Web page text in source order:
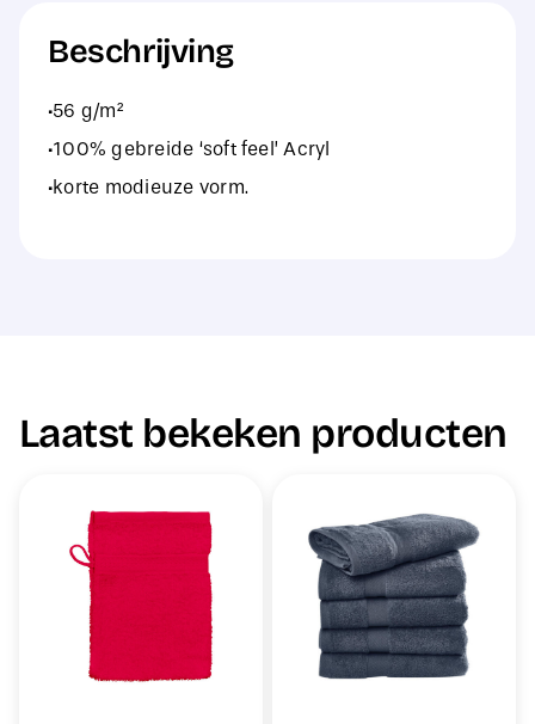
Beschrijving
·56 g/m²
·100% gebreide ‘soft feel’ Acryl
·korte modieuze vorm.
Laatst bekeken producten